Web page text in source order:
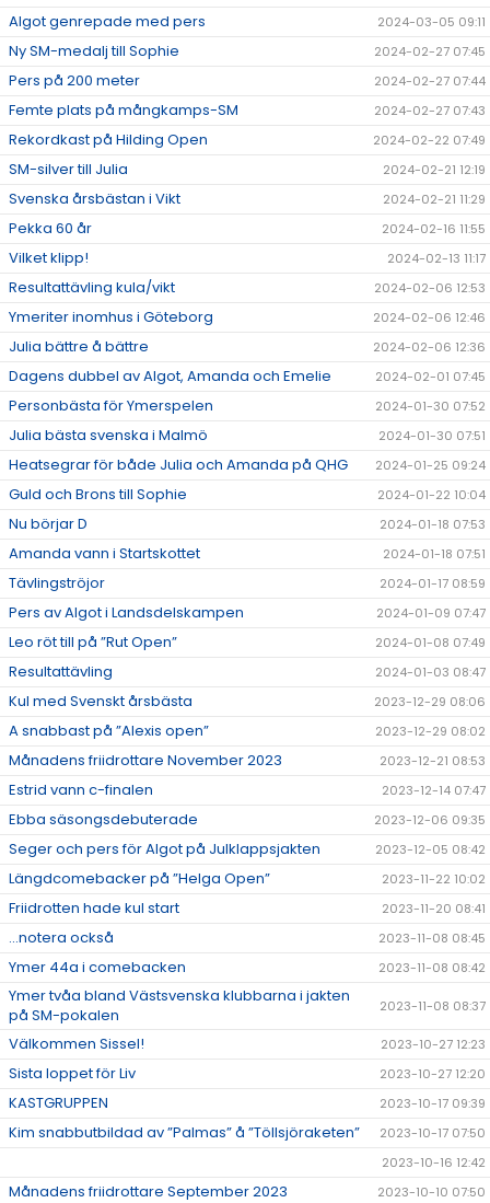
Algot genrepade med pers 2024-03-05 09:11
Ny SM-medalj till Sophie 2024-02-27 07:45
Pers på 200 meter 2024-02-27 07:44
Femte plats på mångkamps-SM 2024-02-27 07:43
Rekordkast på Hilding Open 2024-02-22 07:49
SM-silver till Julia 2024-02-21 12:19
Svenska årsbästan i Vikt 2024-02-21 11:29
Pekka 60 år 2024-02-16 11:55
Vilket klipp! 2024-02-13 11:17
Resultattävling kula/vikt 2024-02-06 12:53
Ymeriter inomhus i Göteborg 2024-02-06 12:46
Julia bättre å bättre 2024-02-06 12:36
Dagens dubbel av Algot, Amanda och Emelie 2024-02-01 07:45
Personbästa för Ymerspelen 2024-01-30 07:52
Julia bästa svenska i Malmö 2024-01-30 07:51
Heatsegrar för både Julia och Amanda på QHG 2024-01-25 09:24
Guld och Brons till Sophie 2024-01-22 10:04
Nu börjar D 2024-01-18 07:53
Amanda vann i Startskottet 2024-01-18 07:51
Tävlingströjor 2024-01-17 08:59
Pers av Algot i Landsdelskampen 2024-01-09 07:47
Leo röt till på ”Rut Open” 2024-01-08 07:49
Resultattävling 2024-01-03 08:47
Kul med Svenskt årsbästa 2023-12-29 08:06
A snabbast på ”Alexis open” 2023-12-29 08:02
Månadens friidrottare November 2023 2023-12-21 08:53
Estrid vann c-finalen 2023-12-14 07:47
Ebba säsongsdebuterade 2023-12-06 09:35
Seger och pers för Algot på Julklappsjakten 2023-12-05 08:42
Längdcomebacker på ”Helga Open” 2023-11-22 10:02
Friidrotten hade kul start 2023-11-20 08:41
...notera också 2023-11-08 08:45
Ymer 44a i comebacken 2023-11-08 08:42
Ymer tvåa bland Västsvenska klubbarna i jakten
på SM-pokalen
2023-11-08 08:37
Välkommen Sissel! 2023-10-27 12:23
Sista loppet för Liv 2023-10-27 12:20
KASTGRUPPEN 2023-10-17 09:39
Kim snabbutbildad av ”Palmas” å ”Töllsjöraketen”
2023-10-17 07:50
2023-10-16 12:42
Månadens friidrottare September 2023 2023-10-10 07:50